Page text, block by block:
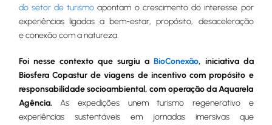
do setor de turismo apontam o crescimento do interesse por
experiências ligadas a bem-estar, propósito, desaceleração
e conexão com a natureza.
Foi nesse contexto que surgiu a BioConexão, iniciativa da
Biosfera Copastur de viagens de incentivo com propósito e
responsabilidade socioambiental, com operação da Aquarela
Agência.As expedições unem turismo regenerativo e
experiências sustentáveis em jornadas imersivas que